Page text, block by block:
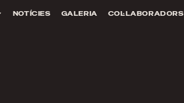
NOTÍCIES GALERIA COL·LABORADORS